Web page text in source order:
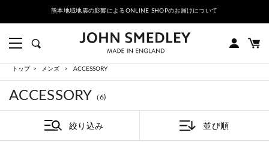
熊本地域地震の影響によるONLINE SHOPのお届けについて
トップ メンズ ACCESSORY
ACCESSORY （6)
絞り込み 並び順